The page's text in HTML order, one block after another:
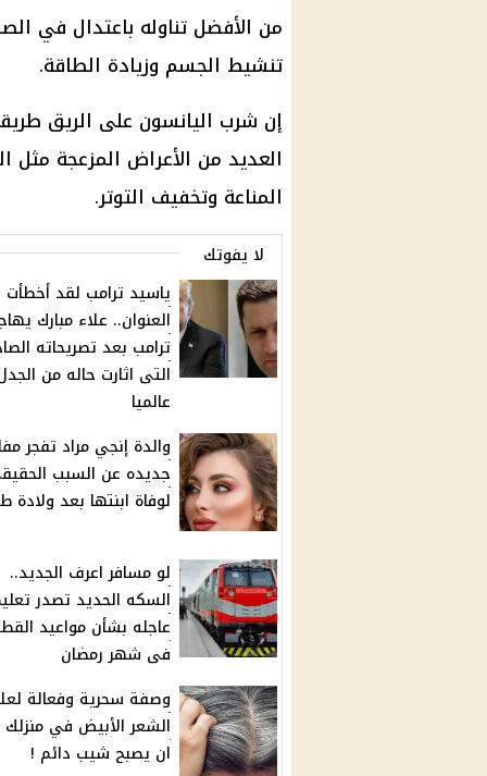
من الأفضل تناوله باعتدال في
تنشيط الجسم وزيادة الطاقة.
إن شرب اليانسون على الريق
العديد من الأعراض المزعجة مثل
المناعة وتخفيف التوتر.
لا يفوتك
ياسيد ترامب لقد
العنوان.. علاء مبارك
ترامب بعد تصريحاته
التى اثارت حاله من
عالميا
والدة إنجي مراد تفجر
جديده عن السبب
لوفاة ابنتها بعد ولادة
لو مسافر اعرف الجديد..
السكه الحديد تصدر
عاجله بشأن مواعيد
فى شهر رمضان
وصفة سحرية وفعالة
الشعر الأبيض في
ان يصبح شيب دائم !